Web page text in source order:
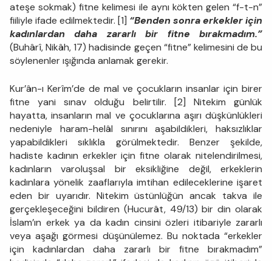
ateşe sokmak) fitne kelimesi ile aynı kökten gelen “f-t-n”
fiiliyle ifade edilmektedir. [1] “Benden sonra erkekler için
kadınlardan daha zararlı bir fitne bırakmadım.”
(Buhârî, Nikâh, 17) hadisinde geçen “fitne” kelimesini de bu
söylenenler ışığında anlamak gerekir.
Kur’ân-ı Kerîm’de de mal ve çocukların insanlar için birer
fitne yani sınav olduğu belirtilir. [2] Nitekim günlük
hayatta, insanların mal ve çocuklarına aşırı düşkünlükleri
nedeniyle haram-helâl sınırını aşabildikleri, haksızlıklar
yapabildikleri sıklıkla görülmektedir. Benzer şekilde,
hadiste kadının erkekler için fitne olarak nitelendirilmesi,
kadınların varoluşsal bir eksikliğine değil, erkeklerin
kadınlara yönelik zaaflarıyla imtihan edileceklerine işaret
eden bir uyarıdır. Nitekim üstünlüğün ancak takva ile
gerçekleşeceğini bildiren (Hucurât, 49/13) bir din olarak
İslam’ın erkek ya da kadın cinsini özleri itibariyle zararlı
veya aşağı görmesi düşünülemez. Bu noktada “erkekler
için kadınlardan daha zararlı bir fitne bırakmadım”